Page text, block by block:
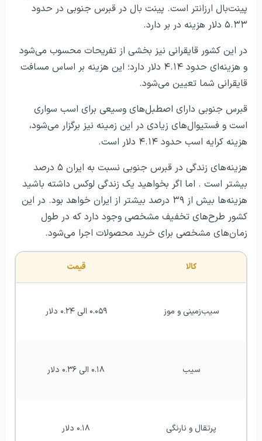
پینت‌بال ارزانتر است. پینت بال در قبرس جنوبی در حدود
۵.۳۳ دلار هزینه در بر دارد.
در این کشور قایقرانی نیز بخشی از تفریحات محسوب می‌شود
و هزینه‌ای حدود ۴.۱۴ دلار دارد؛ این هزینه بر اساس مسافت
قایقرانی شما تعیین می‌شود.
قبرس جنوبی دارای اصطبل‌های وسیعی برای اسب سواری
است و فستیوال‌های زیادی در این زمینه نیز برگزار می‌شود،
هزینه کرایه اسب حدود ۴.۱۴ دلار است.
هزینه‌های زندگی در قبرس جنوبی نسبت به ایران ۵ درصد
بیشتر است . اما اگر بخواهید یک زندگی لوکس داشته باشید
هزینه‌ها بیش از ۳۹ درصد بیشتر از ایران خواهد بود. در این
کشور طرح‌های تخفیف مشخصی وجود دارد که در طول
زمان‌های مشخصی برای خرید محصولات اجرا می‌شود.
کالا قیمت
سیب‌زمینی و موز ۰.۰۵۹ الی ۰.۲۴ دلار
سیب ۰.۱۸ الی ۰.۳۶ دلار
پرتقال و نارنگی ۰.۱۸ دلار